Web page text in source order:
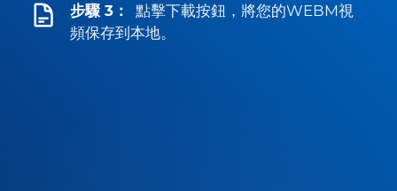
步驟 3：
點擊下載按鈕，將您的WEBM視
頻保存到本地。